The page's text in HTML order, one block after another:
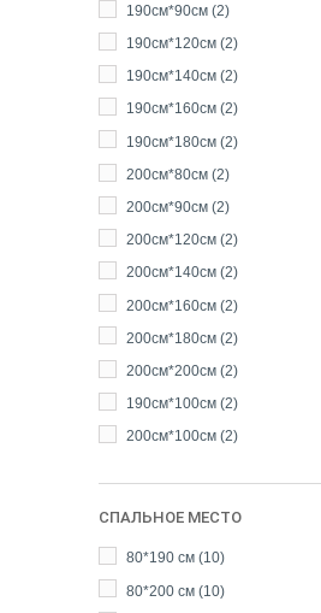
190см*90см (2)
190см*120см (2)
190см*140см (2)
190см*160см (2)
190см*180см (2)
200см*80см (2)
200см*90см (2)
200см*120см (2)
200см*140см (2)
200см*160см (2)
200см*180см (2)
200см*200см (2)
190см*100см (2)
200см*100см (2)
СПАЛЬНОЕ МЕСТО
80*190 см (10)
80*200 см (10)